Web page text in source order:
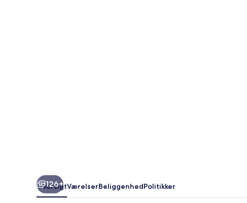
126+
OversigtVærelserBeliggenhedPolitikker